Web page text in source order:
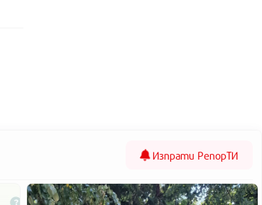
Изпрати РепорТИ